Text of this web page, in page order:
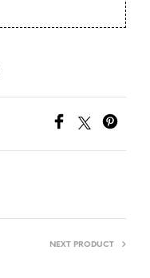
NEXT PRODUCT